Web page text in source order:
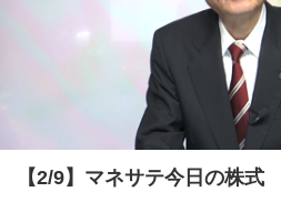
【2/9】マネサテ今日の株式